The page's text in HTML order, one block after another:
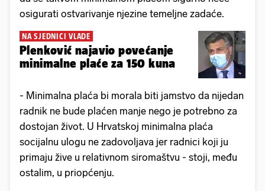
osigurati ostvarivanje njezine temeljne zadaće.
NA SJEDNICI VLADE
Plenković najavio povećanje
minimalne plaće za 150 kuna
- Minimalna plaća bi morala biti jamstvo da nijedan
radnik ne bude plaćen manje nego je potrebno za
dostojan život. U Hrvatskoj minimalna plaća
socijalnu ulogu ne zadovoljava jer radnici koji ju
primaju žive u relativnom siromaštvu - stoji, među
ostalim, u priopćenju.